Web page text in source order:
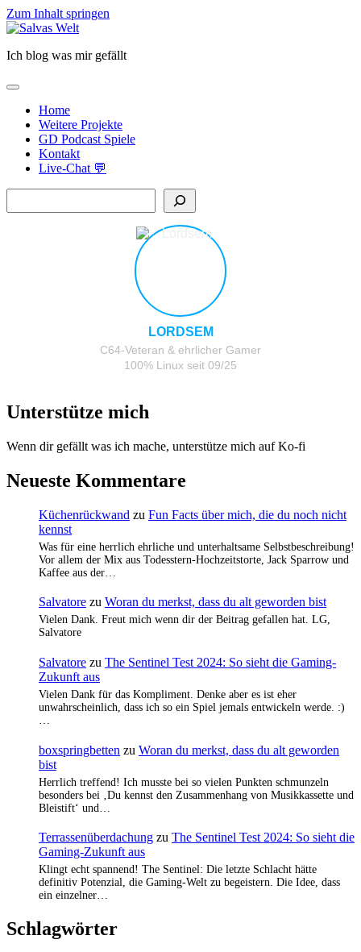
Zum Inhalt springen
Salvas
Ich blog was mir gefällt
open
primary
menu Home
Weitere Projekte
GD Podcast Spiele
Kontakt
Live-Chat 💬
LORDSEM
C64-Veteran & ehrlicher Gamer
100% Linux seit 09/25
Unterstütze mich
Wenn dir gefällt was ich mache, unterstütze mich auf Ko-fi
Neueste Kommentare
Küchenrückwand zu Fun Facts über mich, die du noch nicht
kennst
Was für eine herrlich ehrliche und unterhaltsame Selbstbeschreibung!
Vor allem der Mix aus Todesstern-Hochzeitstorte, Jack Sparrow und
Kaffee aus der…
Salvatore zu Woran du merkst, dass du alt geworden bist
Vielen Dank. Freut mich wenn dir der Beitrag gefallen hat. LG,
Salvatore
Salvatore zu The Sentinel Test 2024: So sieht die Gaming-
Zukunft aus
Vielen Dank für das Kompliment. Denke aber es ist eher
unwahrscheinlich, dass ich so ein Spiel jemals entwickeln werde. :)
boxspringbetten zu Woran du merkst, dass du alt geworden
bist
Herrlich treffend! Ich musste bei so vielen Punkten schmunzeln
besonders bei ‚Du kennst den Zusammenhang von Musikkassette und
Bleistift‘ und…
Terrassenüberdachung zu The Sentinel Test 2024: So sieht die
Gaming-Zukunft aus
Klingt echt spannend! The Sentinel: Die letzte Schlacht hätte
definitiv Potenzial, die Gaming-Welt zu begeistern. Die Idee, dass
ein einzelner…
Schlagwörter